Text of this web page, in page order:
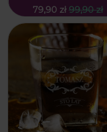
79,90 zł 99,90 zł